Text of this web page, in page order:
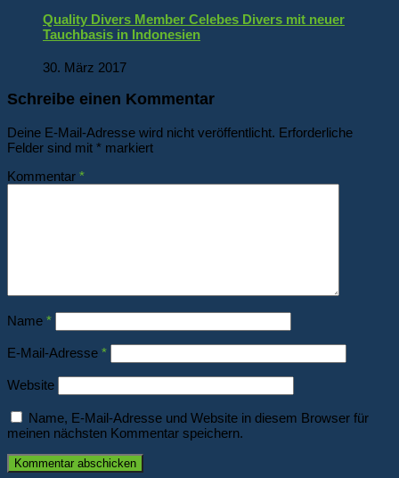
Quality Divers Member Celebes Divers mit neuer
Tauchbasis in Indonesien
30. März 2017
Schreibe einen Kommentar
Deine E-Mail-Adresse wird nicht veröffentlicht. Erforderliche
Felder sind mit * markiert
Kommentar *
Name *
E-Mail-Adresse *
Website
Name, E-Mail-Adresse und Website in diesem Browser für
meinen nächsten Kommentar speichern.